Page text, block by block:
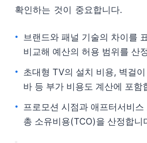
확인하는 것이 중요합니다.
브랜드와 패널 기술의 차이를
비교해 예산의 허용 범위를 산
초대형 TV의 설치 비용, 벽걸
바 등 부가 비용도 계산에 포함
프로모션 시점과 애프터서비스
총 소유비용(TCO)을 산정합니